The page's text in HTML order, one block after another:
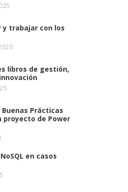
y trabajar con los
libros de gestión,
Buenas Prácticas
proyecto de Power
en casos